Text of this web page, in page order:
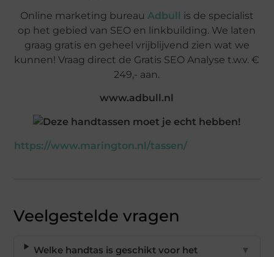
Online marketing bureau Adbull is de specialist
op het gebied van SEO en linkbuilding. We laten
graag gratis en geheel vrijblijvend zien wat we
kunnen! Vraag direct de Gratis SEO Analyse t.w.v. €
249,- aan.
www.adbull.nl
https://www.marington.nl/tassen/
Veelgestelde vragen
Welke handtas is geschikt voor het
▼